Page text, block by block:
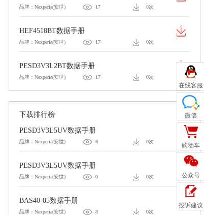
品牌：Nexperia(安世) 17 0次
HEF4518BT数据手册
品牌：Nexperia(安世) 17 0次
PESD3V3L2BT数据手册
品牌：Nexperia(安世) 17 0次
下载排行榜
PESD3V3L5UV数据手册
品牌：Nexperia(安世) 6 0次
PESD3V3L5UV数据手册
品牌：Nexperia(安世) 0 0次
BAS40-05数据手册
品牌：Nexperia(安世) 8 0次
在线客服
微信
购物车
公众号
投诉建议